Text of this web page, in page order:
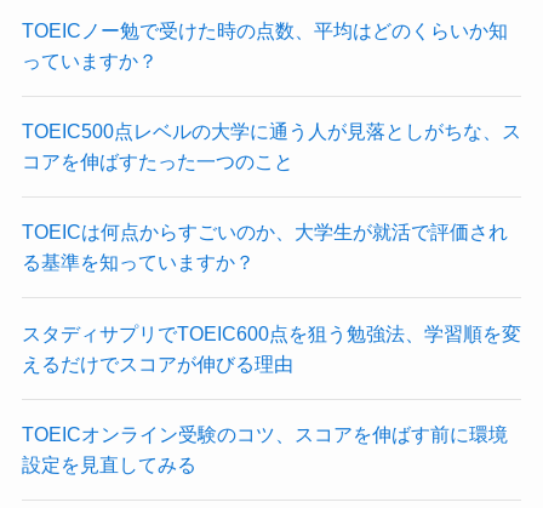
TOEICノー勉で受けた時の点数、平均はどのくらいか知
っていますか？
TOEIC500点レベルの大学に通う人が見落としがちな、ス
コアを伸ばすたった一つのこと
TOEICは何点からすごいのか、大学生が就活で評価され
る基準を知っていますか？
スタディサプリでTOEIC600点を狙う勉強法、学習順を変
えるだけでスコアが伸びる理由
TOEICオンライン受験のコツ、スコアを伸ばす前に環境
設定を見直してみる